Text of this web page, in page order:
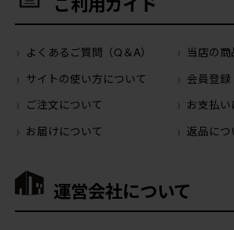
よくあるご質問（Q＆A）
当店の
サイトの使い方について
会員登
ご注文について
お支払い
お届けについて
返品につ
運営会社について